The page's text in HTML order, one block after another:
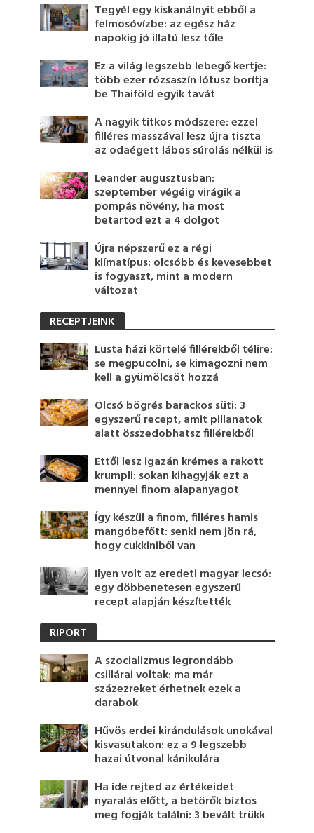
Tegyél egy kiskanálnyit ebből a
felmosóvízbe: az egész ház
napokig jó illatú lesz tőle
Ez a világ legszebb lebegő kertje:
több ezer rózsaszín lótusz borítja
be Thaiföld egyik tavát
A nagyik titkos módszere: ezzel
filléres masszával lesz újra tiszta
az odaégett lábos súrolás nélkül is
Leander augusztusban:
szeptember végéig virágik a
pompás növény, ha most
betartod ezt a 4 dolgot
Újra népszerű ez a régi
klímatípus: olcsóbb és kevesebbet
is fogyaszt, mint a modern
változat
RECEPTJEINK
Lusta házi körtelé fillérekből télire:
se megpucolni, se kimagozni nem
kell a gyümölcsöt hozzá
Olcsó bögrés barackos süti: 3
egyszerű recept, amit pillanatok
alatt összedobhatsz fillérekből
Ettől lesz igazán krémes a rakott
krumpli: sokan kihagyják ezt a
mennyei finom alapanyagot
Így készül a finom, filléres hamis
mangóbefőtt: senki nem jön rá,
hogy cukkiniből van
Ilyen volt az eredeti magyar lecsó:
egy döbbenetesen egyszerű
recept alapján készítették
RIPORT
A szocializmus legrondább
csillárai voltak: ma már
százezreket érhetnek ezek a
darabok
Hűvös erdei kirándulások unokával
kisvasutakon: ez a 9 legszebb
hazai útvonal kánikulára
Ha ide rejted az értékeidet
nyaralás előtt, a betörők biztos
meg fogják találni: 3 bevált trükk